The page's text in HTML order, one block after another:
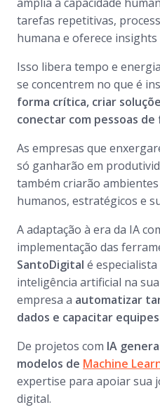
tarefas repetitivas,
humana e oferece insights
Isso libera tempo e
se concentrem no que é
forma crítica, criar
conectar com pessoas
As empresas que
só ganharão em
também criarão
humanos, estratégicos e
A adaptação à era da IA
implementação das
SantoDigital é
inteligência artificial na
empresa a automatizar
dados e capacitar
De projetos com IA
modelos de Machine
expertise para apoiar sua
digital.